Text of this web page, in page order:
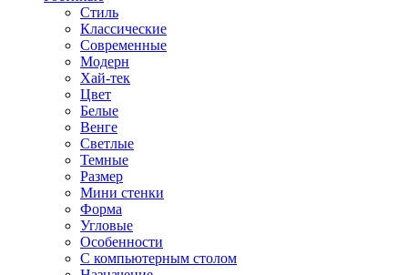
Стиль
Классические
Современные
Модерн
Хай-тек
Цвет
Белые
Венге
Светлые
Темные
Размер
Мини стенки
Форма
Угловые
Особенности
С компьютерным столом